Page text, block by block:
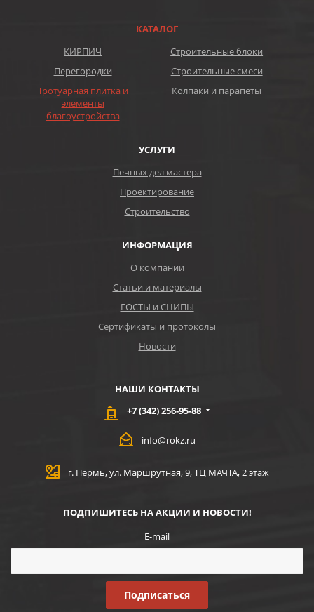
КАТАЛОГ
КИРПИЧ
Строительные блоки
Перегородки
Строительные смеси
Тротуарная плитка и
элементы
благоустройства
Колпаки и парапеты
УСЛУГИ
Печных дел мастера
Проектирование
Строительство
ИНФОРМАЦИЯ
О компании
Статьи и материалы
ГОСТЫ и СНИПЫ
Сертификаты и протоколы
Новости
НАШИ КОНТАКТЫ
+7 (342) 256-95-88
info@rokz.ru
г. Пермь, ул. Маршрутная, 9, ТЦ МАЧТА, 2 этаж
ПОДПИШИТЕСЬ НА АКЦИИ И НОВОСТИ!
E-mail